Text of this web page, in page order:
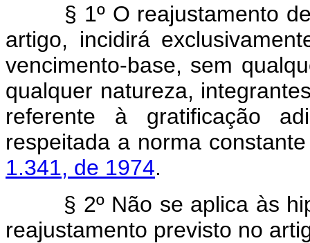
§ 1º O reajustamento de
artigo, incidirá
vencimento-base, sem
qualquer natureza,
referente à gratificação
respeitada a norma
1.341, de 1974.
§ 2º Não se aplica às
reajustamento previsto no